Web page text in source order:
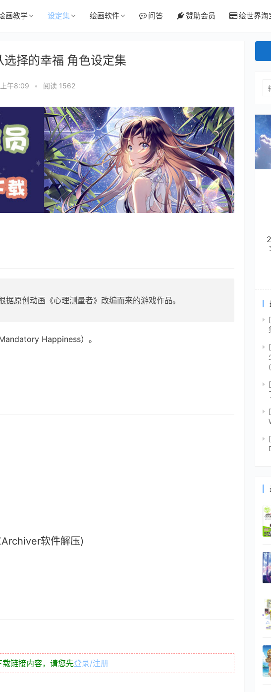
画教学 设定集 绘画软件 问答 赞助会员 绘世界淘
择的幸福 角色设定集
午8:09 • 阅读 1562
据原创动画《心理测量者》改编而来的游戏作品。
Happiness）。
软件解压)
链接内容，请您先登录/注册